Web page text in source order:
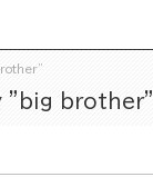
"big brother"